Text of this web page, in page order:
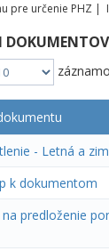
pre určenie PHZ |
- Letná a
k dokumentom
na predloženie